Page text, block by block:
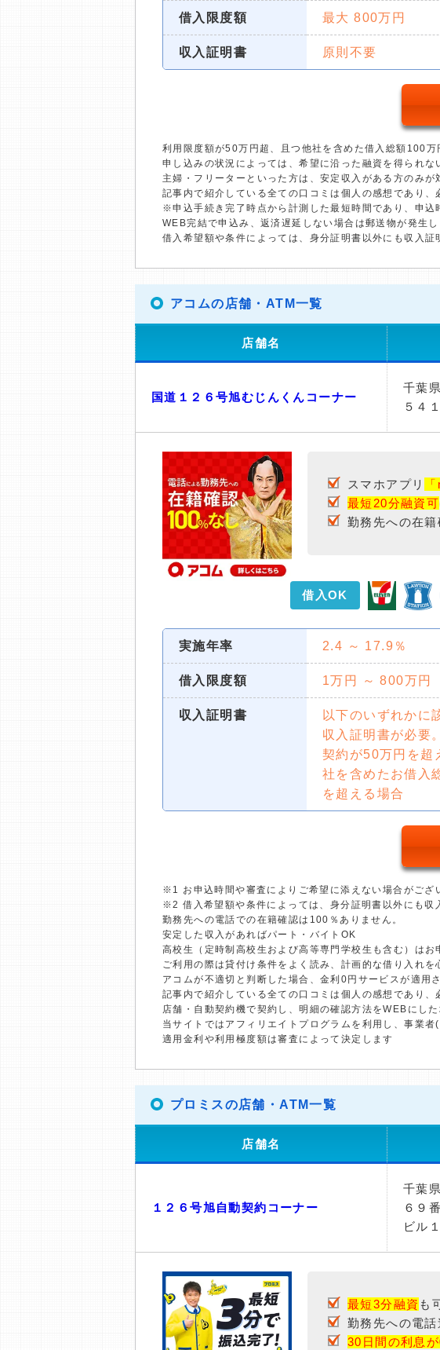
借入限度額 最大 800万円
収入証明書 原則不要
利用限度額が50万円超、且つ他社を含めた借入総額100万
申し込みの状況によっては、希望に沿った融資を得られな
主婦・フリーターといった方は、安定収入がある方のみが
記事内で紹介している全ての口コミは個人の感想であり
※申込手続き完了時点から計測した最短時間であり、申込
WEB完結で申込み、返済遅延しない場合は郵送物が発生し
借入希望額や条件によっては、身分証明書以外にも収入証
アコムの店舗・ATM一覧
店舗名
国道１２６号旭むじんくんコーナー
千葉
５４
スマホアプリ
最短20分融資可
勤務先への在
借入OK
実施年率 2.4 ～ 17.9％
借入限度額 1万円 ～ 800万円
収入証明書
以下のいずれかに
収入証明書が必要
契約が50万円を
社を含めたお借入
を超える場合
※1 お申込時間や審査によりご希望に添えない場合がござ
※2 借入希望額や条件によっては、身分証明書以外にも収
勤務先への電話での在籍確認は100％ありません。
安定した収入があればパート・バイトOK
高校生（定時制高校生および高等専門学校生も含む）はお
ご利用の際は貸付け条件をよく読み、計画的な借り入れを
アコムが不適切と判断した場合、金利0円サービスが適用
記事内で紹介している全ての口コミは個人の感想であり
店舗・自動契約機で契約し、明細の確認方法をWEBにし
当サイトではアフィリエイトプログラムを利用し、事業
適用金利や利用極度額は審査によって決定します
プロミスの店舗・ATM一覧
店舗名
１２６号旭自動契約コーナー
千葉
６９
ビル
最短3分融資 も
勤務先への電話
30日間の利息